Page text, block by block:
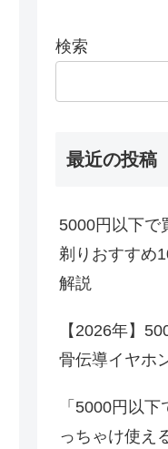
検索
最近の投稿
5000円以下で
剃りおすすめ
解説
【2026年】
骨伝導イヤホ
「5000円以
っちゃけ使え